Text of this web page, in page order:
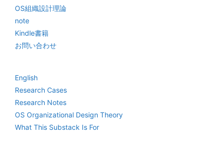
OS組織設計理論
note
Kindle書籍
お問い合わせ
English
Research Cases
Research Notes
OS Organizational Design Theory
What This Substack Is For